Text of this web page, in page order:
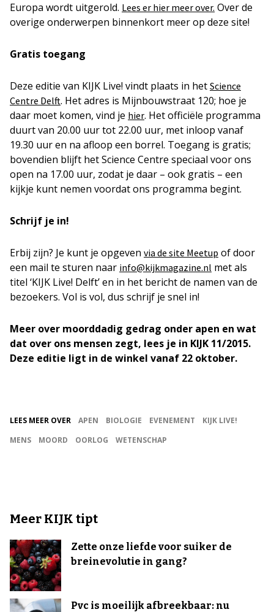
Europa wordt uitgerold. Lees er hier meer over. Over de
overige onderwerpen binnenkort meer op deze site!
Gratis toegang
Deze editie van KIJK Live! vindt plaats in het Science
Centre Delft. Het adres is Mijnbouwstraat 120; hoe je
daar moet komen, vind je hier. Het officiële programma
duurt van 20.00 uur tot 22.00 uur, met inloop vanaf
19.30 uur en na afloop een borrel. Toegang is gratis;
bovendien blijft het Science Centre speciaal voor ons
open na 17.00 uur, zodat je daar – ook gratis – een
kijkje kunt nemen voordat ons programma begint.
Schrijf je in!
Erbij zijn? Je kunt je opgeven via de site Meetup of door
een mail te sturen naar info@kijkmagazine.nl met als
titel ‘KIJK Live! Delft’ en in het bericht de namen van de
bezoekers. Vol is vol, dus schrijf je snel in!
Meer over moorddadig gedrag onder apen en wat
dat over ons mensen zegt, lees je in KIJK 11/2015.
Deze editie ligt in de winkel vanaf 22 oktober.
LEES MEER OVER APEN BIOLOGIE EVENEMENT
KIJK LIVE!
MENS
MOORD OORLOG WETENSCHAP
Meer KIJK tipt
Zette onze liefde voor suiker de
breinevolutie in gang?
Pvc is moeilijk afbreekbaar: nu